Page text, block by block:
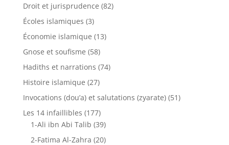
Droit et jurisprudence (82)
Écoles islamiques (3)
Économie islamique (13)
Gnose et soufisme (58)
Hadiths et narrations (74)
Histoire islamique (27)
Invocations (dou’a) et salutations (zyarate) (51)
Les 14 infaillibles (177)
1-Ali ibn Abi Talib (39)
2-Fatima Al-Zahra (20)